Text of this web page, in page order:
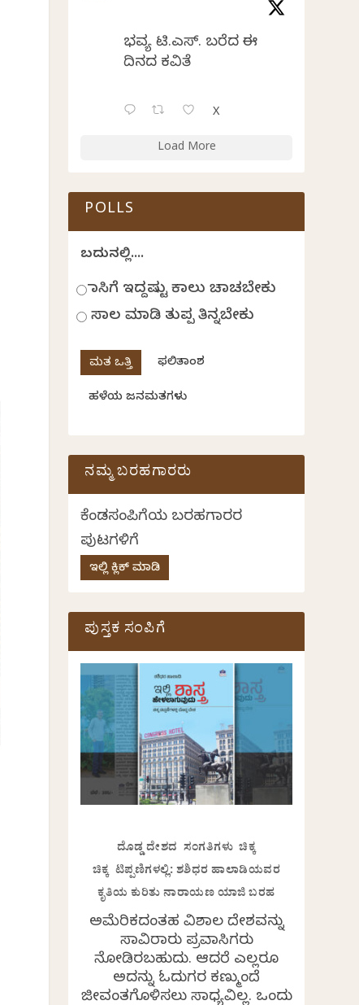
ಭವ್ಯ ಟಿ.ಎಸ್. ಬರೆದ ಈ
ದಿನದ ಕವಿತೆ
X
Load More
POLLS
ಬದುಕಿನಲ್ಲಿ....
ಹಾಸಿಗೆ ಇದ್ದಷ್ಟು ಕಾಲು ಚಾಚಬೇಕು
ಸಾಲ ಮಾಡಿ ತುಪ್ಪ ತಿನ್ನಬೇಕು
ಫಲಿತಾಂಶ
ಹಳೆಯ ಜನಮತಗಳು
ನಮ್ಮ ಬರಹಗಾರರು
ಕೆಂಡಸಂಪಿಗೆಯ ಬರಹಗಾರರ
ಪುಟಗಳಿಗೆ
ಇಲ್ಲಿ ಕ್ಲಿಕ್ ಮಾಡಿ
ಪುಸ್ತಕ ಸಂಪಿಗೆ
ದೊಡ್ಡ ದೇಶದ ಸಂಗತಿಗಳು ಚಿಕ್ಕ
ಚಿಕ್ಕ ಟಿಪ್ಪಣಿಗಳಲ್ಲಿ: ಶಶಿಧರ ಹಾಲಾಡಿಯವರ
ಕೃತಿಯ ಕುರಿತು ನಾರಾಯಣ ಯಾಜಿ ಬರಹ
ಅಮೆರಿಕದಂತಹ ವಿಶಾಲ ದೇಶವನ್ನು
ಸಾವಿರಾರು ಪ್ರವಾಸಿಗರು
ನೋಡಿರಬಹುದು. ಆದರೆ ಎಲ್ಲರೂ
ಅದನ್ನು ಓದುಗರ ಕಣ್ಮುಂದೆ
ಜೀವಂತಗೊಳಿಸಲು ಸಾಧ್ಯವಿಲ್ಲ. ಒಂದು